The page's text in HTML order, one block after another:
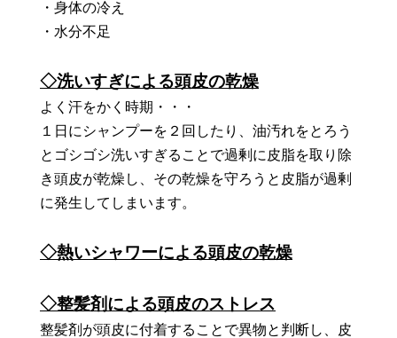
・身体の冷え
・水分不足
◇洗いすぎによる頭皮の乾燥
よく汗をかく時期・・・
１日にシャンプーを２回したり、油汚れをとろう
とゴシゴシ洗いすぎることで過剰に皮脂を取り除
き頭皮が乾燥し、その乾燥を守ろうと皮脂が過剰
に発生してしまいます。
◇熱いシャワーによる頭皮の乾燥
◇整髪剤による頭皮のストレス
整髪剤が頭皮に付着することで異物と判断し、皮